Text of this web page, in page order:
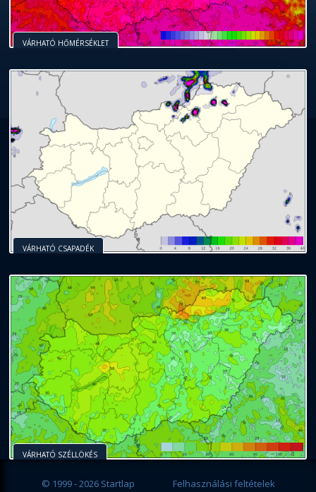
VÁRHATÓ HŐMÉRSÉKLET
VÁRHATÓ CSAPADÉK
VÁRHATÓ SZÉLLÖKÉS
© 1999 - 2026 Startlap Felhasználási feltételek